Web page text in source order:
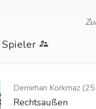
Demirhan Korkmaz (25
Rechtsaußen